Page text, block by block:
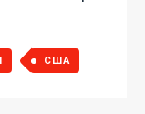
США